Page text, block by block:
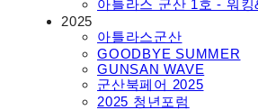
아틀라스 군산 1호 - 워킹
2025
아틀라스군산
GOODBYE SUMMER
GUNSAN WAVE
군산북페어 2025
2025 청년포럼